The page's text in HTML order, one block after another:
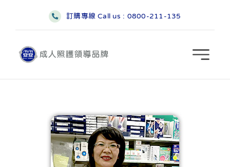
訂購專線 Call us : 0800-211-135